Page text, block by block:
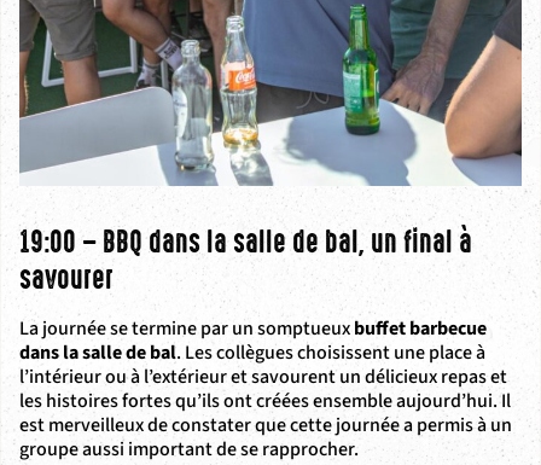
19:00 – BBQ dans la salle de bal, un final à
savourer
La journée se termine par un somptueuxbuffet barbecue
dans la salle de bal. Les collègues choisissent une place à
l’intérieur ou à l’extérieur et savourent un délicieux repas et
les histoires fortes qu’ils ont créées ensemble aujourd’hui. Il
est merveilleux de constater que cette journée a permis à un
groupe aussi important de se rapprocher.